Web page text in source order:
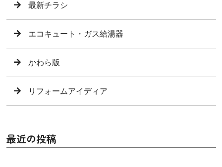
最新チラシ
エコキュート・ガス給湯器
かわら版
リフォームアイディア
最近の投稿